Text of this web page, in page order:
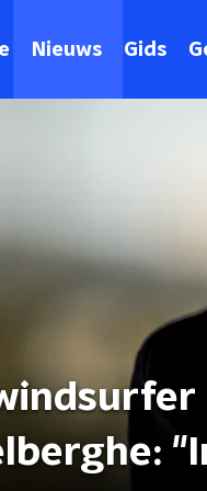
Nieuws Gids